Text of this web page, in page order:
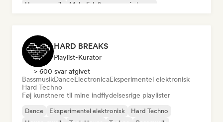
House-musik
Melodisk & progressiv house
HARD BREAKS
Playlist-Kurator
> 600 svar afgivet
BassmusikDanceElectronicaEksperimentel elektronisk
Hard Techno
Føj kunstnere til mine indflydelsesrige playlister
Dance Eksperimentel elektronisk
Hard Techno